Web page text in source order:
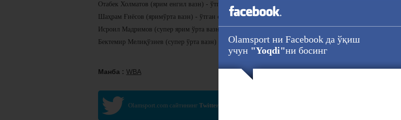
Отабек Холматов (ярим енгил вазн) - ўтган ойдаги сингари 4-ўрин;
Шаҳрам Ғиёсов (яримўрта вазн) - ўтган ойдаги сингари 1-ўрин;
Исроил Мадримов (супер ярим ўрта вазн) - 4-ўрин (ўтган ойда ҳам 4-ўринда эди);
Бектемир Мелиқўзиев (супер ўрта вазн) - 3-ўрин (ўтган ой ҳам 3-ўринда эди).
Манба : WBA
Olamsport.com сайтининг Twitter
Olamsport ни Facebook да ўқиш
учун "Yoqdi"ни босинг